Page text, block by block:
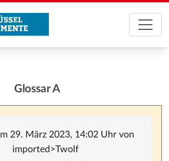
Glossar A
29. März 2023, 14:02 Uhr von
imported>Twolf